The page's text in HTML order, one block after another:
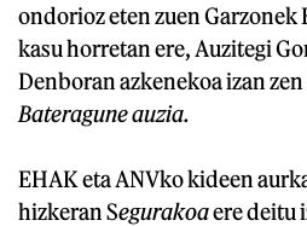
ondorioz eten zuen Garzonek
kasu horretan ere, Auzitegi
Denboran azkenekoa izan
Bateragune auzia.
EHAK eta ANVko kideen
hizkeran Segurakoaere deitu